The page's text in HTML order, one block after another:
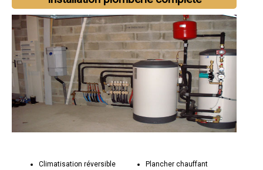
Climatisation réversible
Plancher chauffant